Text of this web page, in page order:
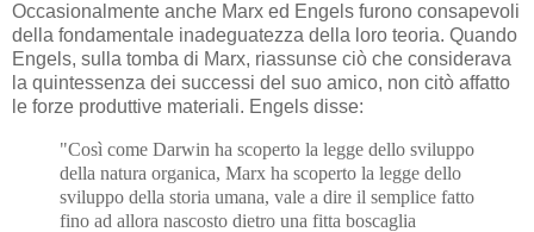
Occasionalmente anche Marx ed Engels furono consapevoli
della fondamentale inadeguatezza della loro teoria. Quando
Engels, sulla tomba di Marx, riassunse ciò che considerava
la quintessenza dei successi del suo amico, non citò affatto
le forze produttive materiali. Engels disse:
"Così come Darwin ha scoperto la legge dello sviluppo
della natura organica, Marx ha scoperto la legge dello
sviluppo della storia umana, vale a dire il semplice fatto
fino ad allora nascosto dietro una fitta boscaglia